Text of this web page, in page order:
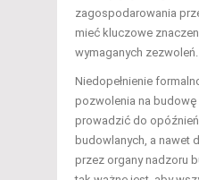
zagospodarowania
mieć kluczowe
wymaganych zezwoleń.
Niedopełnienie
pozwolenia na budowę
prowadzić do
budowlanych, a nawet
przez organy nadzoru